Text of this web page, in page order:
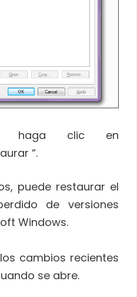
haga clic en
“.
puede restaurar el
de versiones
Windows.
cambios recientes
se abre.